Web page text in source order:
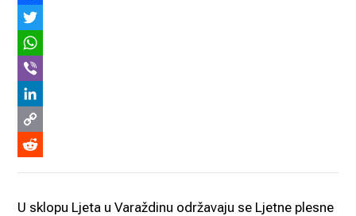
Link
Reddit
U sklopu Ljeta u Varaždinu održavaju se Ljetne plesne